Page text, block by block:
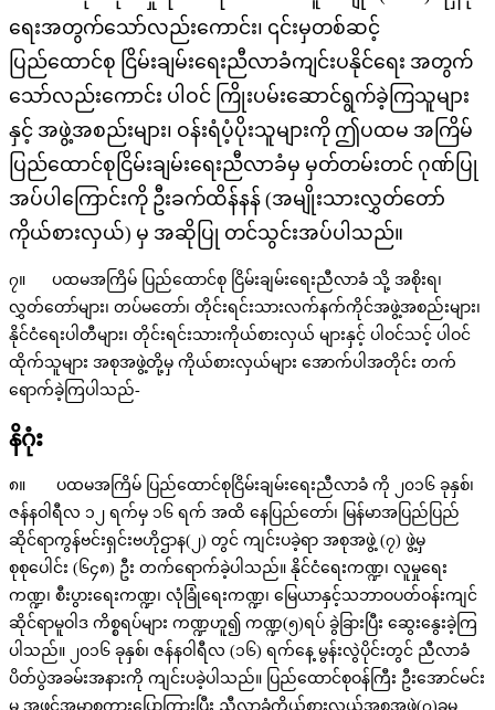
ရေးအတွက်သော်လည်းကောင်း၊ ၎င်းမှတစ်ဆင့်
ပြည်ထောင်စု ငြိမ်းချမ်းရေးညီလာခံကျင်းပနိုင်ရေး အတွက်
သော်လည်းကောင်း ပါဝင် ကြိုးပမ်းဆောင်ရွက်ခဲ့ကြသူများ
နှင့် အဖွဲ့အစည်းများ၊ ဝန်းရံပံ့ပိုးသူများကို ဤပထမ အကြိမ်
ပြည်ထောင်စုငြိမ်းချမ်းရေးညီလာခံမှ မှတ်တမ်းတင် ဂုဏ်ပြု
အပ်ပါကြောင်းကို ဦးခက်ထိန်နန် (အမျိုးသားလွှတ်တော်
ကိုယ်စားလှယ်) မှ အဆိုပြု တင်သွင်းအပ်ပါသည်။
၇။ ပထမအကြိမ် ပြည်ထောင်စု ငြိမ်းချမ်းရေးညီလာခံ သို့ အစိုးရ၊
လွှတ်တော်များ၊ တပ်မတော်၊ တိုင်းရင်းသားလက်နက်ကိုင်အဖွဲ့အစည်းများ၊
နိုင်ငံရေးပါတီများ၊ တိုင်းရင်းသားကိုယ်စားလှယ် များနှင့် ပါဝင်သင့် ပါဝင်
ထိုက်သူများ အစုအဖွဲ့တို့မှ ကိုယ်စားလှယ်များ အောက်ပါအတိုင်း တက်
ရောက်ခဲ့ကြပါသည်-
နိဂုံး
၈။ ပထမအကြိမ် ပြည်ထောင်စုငြိမ်းချမ်းရေးညီလာခံ ကို ၂၀၁၆ ခုနှစ်၊
ဇန်နဝါရီလ ၁၂ ရက်မှ ၁၆ ရက် အထိ နေပြည်တော်၊ မြန်မာအပြည်ပြည်
ဆိုင်ရာကွန်ဗင်းရှင်းဗဟိုဌာန(၂) တွင် ကျင်းပခဲ့ရာ အစုအဖွဲ့ (၇) ဖွဲ့မှ
စုစုပေါင်း (၆၄၈) ဦး တက်ရောက်ခဲ့ပါသည်။ နိုင်ငံရေးကဏ္ဍ၊ လူမှုရေး
ကဏ္ဍ၊ စီးပွားရေးကဏ္ဍ၊ လုံခြုံရေးကဏ္ဍ၊ မြေယာနှင့်သဘာဝပတ်ဝန်းကျင်
ဆိုင်ရာမူဝါဒ ကိစ္စရပ်များ ကဏ္ဍဟူ၍ ကဏ္ဍ(၅)ရပ် ခွဲခြားပြီး ဆွေးနွေးခဲ့ကြ
ပါသည်။ ၂၀၁၆ ခုနှစ်၊ ဇန်နဝါရီလ (၁၆) ရက်နေ့ မွန်းလွဲပိုင်းတွင် ညီလာခံ
ပိတ်ပွဲအခမ်းအနားကို ကျင်းပခဲ့ပါသည်။ ပြည်ထောင်စုဝန်ကြီး ဦးအောင်မင်း
မှ အဖွင့်အမှာစကားပြောကြားပြီး ညီလာခံကိုယ်စားလှယ်အစုအဖွဲ့(၇)ခုမှ